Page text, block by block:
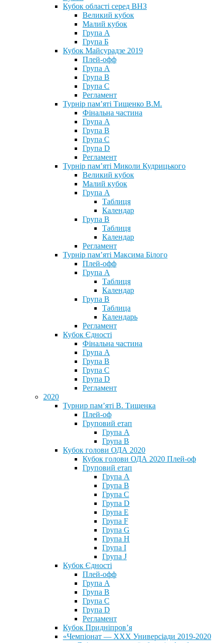
Кубок області серед ВНЗ
Великий кубок
Малий кубок
Група А
Група Б
Кубок Майсурадзе 2019
Плей-офф
Група А
Група В
Група С
Регламент
Турнір пам’яті Тищенко В.М.
Фінальна частина
Група А
Група В
Група С
Група D
Регламент
Турнір пам’яті Миколи Кудрицького
Великий кубок
Малий кубок
Група А
Таблиця
Календар
Група В
Таблиця
Календар
Регламент
Турнір пам’яті Максима Білого
Плей-офф
Група А
Таблиця
Календар
Група В
Таблица
Календарь
Регламент
Кубок Єдності
Фінальна частина
Група А
Група В
Група С
Група D
Регламент
2020
Турнир пам’яті В. Тищенка
Плей-оф
Груповий етап
Група А
Група В
Кубок голови ОДА 2020
Кубок голови ОДА 2020 Плей-оф
Груповий етап
Група A
Група B
Група C
Група D
Група E
Група F
Група G
Група H
Група I
Група J
Кубок Єдності
Плей-офф
Група А
Група В
Група С
Група D
Регламент
Кубок Придніпров’я
«Чемпіонат — ХХХ Универсіади 2019-2020